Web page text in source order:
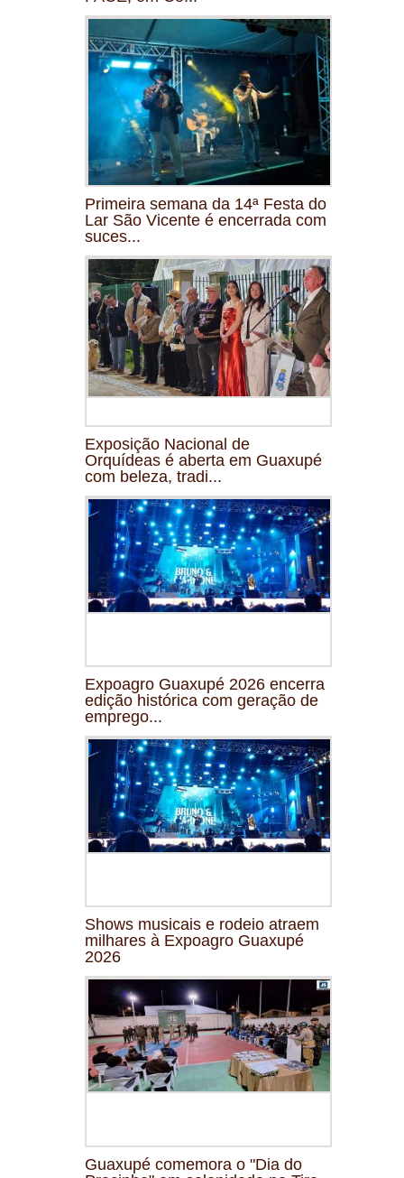
Primeira semana da 14ª Festa do
Lar São Vicente é encerrada com
suces...
Exposição Nacional de
Orquídeas é aberta em Guaxupé
com beleza, tradi...
Expoagro Guaxupé 2026 encerra
edição histórica com geração de
emprego...
Shows musicais e rodeio atraem
milhares à Expoagro Guaxupé
2026
Guaxupé comemora o "Dia do